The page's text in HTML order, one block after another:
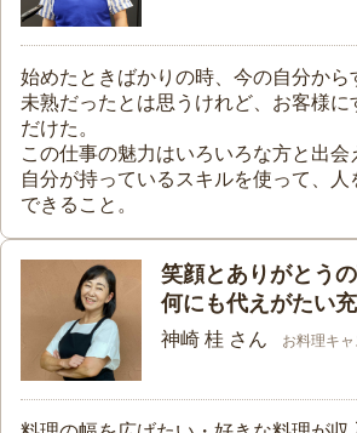
始めたときばかりの時、今の自分から
未熟だったとは思うけれど、お客様に
だけた。
この仕事の魅力はいろいろな方と出会
自分が持っているスキルを使って、
できること。
笑顔とありがとう
何にも代えがたい
神崎 桂 さん お料理キ